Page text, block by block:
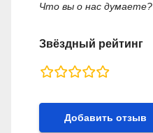
Что вы о нас думаете?
Звёздный рейтинг
rating
fields